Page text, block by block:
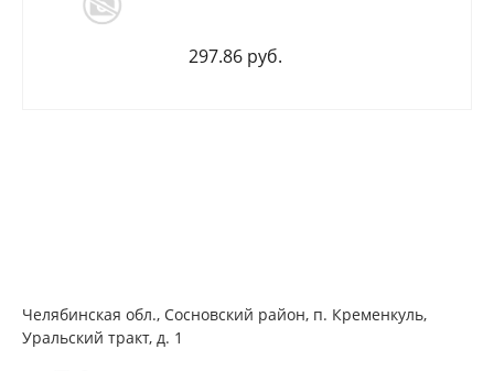
297.86 руб.
Челябинская обл., Сосновский район, п. Кременкуль,
Уральский тракт, д. 1